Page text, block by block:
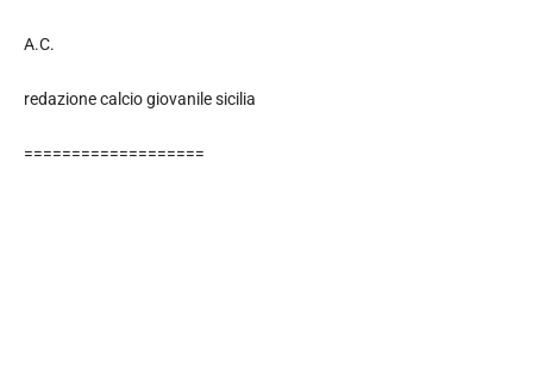
A.C.
redazione calcio giovanile sicilia
===================